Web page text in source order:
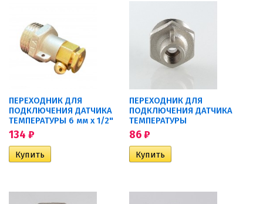
ПЕРЕХОДНИК ДЛЯ
ПОДКЛЮЧЕНИЯ ДАТЧИКА
ТЕМПЕРАТУРЫ 6 мм x 1/2"
134 ₽
ПЕРЕХОДНИК ДЛЯ
ПОДКЛЮЧЕНИЯ ДАТЧИКА
ТЕМПЕРАТУРЫ
86₽